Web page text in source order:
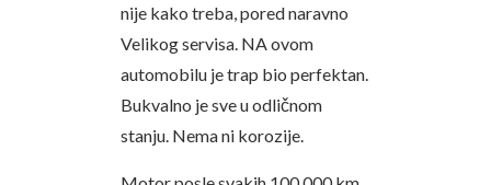
nije kako treba, pored naravno
Velikog servisa. NA ovom
automobilu je trap bio perfektan.
Bukvalno je sve u odličnom
stanju. Nema ni korozije.